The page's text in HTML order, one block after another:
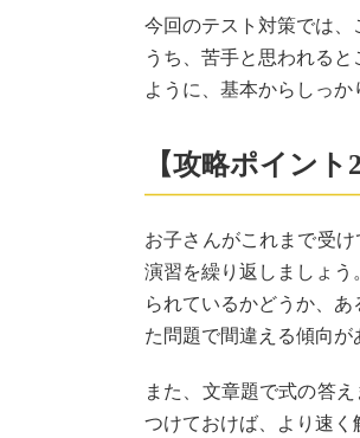
今回のテスト対策では
うち、苦手と思われる
ように、基本からしっか
【攻略ポイン
お子さんがこれまで受
演習を繰り返しましょ
られているかどうか、
た問題で間違える傾向が
また、文章題で式の答
つけておけば、より速